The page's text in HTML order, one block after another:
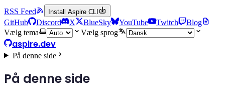
RSS Feed Install Aspire CLI
GitHub Discord X BlueSky YouTube Twitch
Blog
Vælg tema
Vælg sprog
aspire.dev
På denne side
På denne side